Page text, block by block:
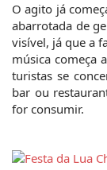
O agito já
abarrotada de
visível, já que a
música começa
turistas se
bar ou
for consumir.